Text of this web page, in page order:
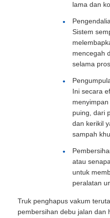
lama dan
Sistem
mencegah
selama
Ini secara
puing, dari
dan kerikil
sampah
atau
untuk
peralatan
Truk penghapus vakum
pembersihan debu jalan dan